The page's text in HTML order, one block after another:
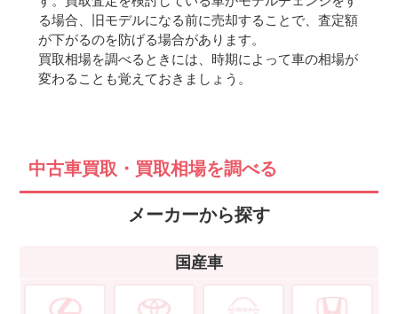
る場合、旧モデルになる前に売却することで、査定額
が下がるのを防げる場合があります。
買取相場を調べるときには、時期によって車の相場が
変わることも覚えておきましょう。
中古車買取・買取相場を調べる
メーカーから探す
国産車